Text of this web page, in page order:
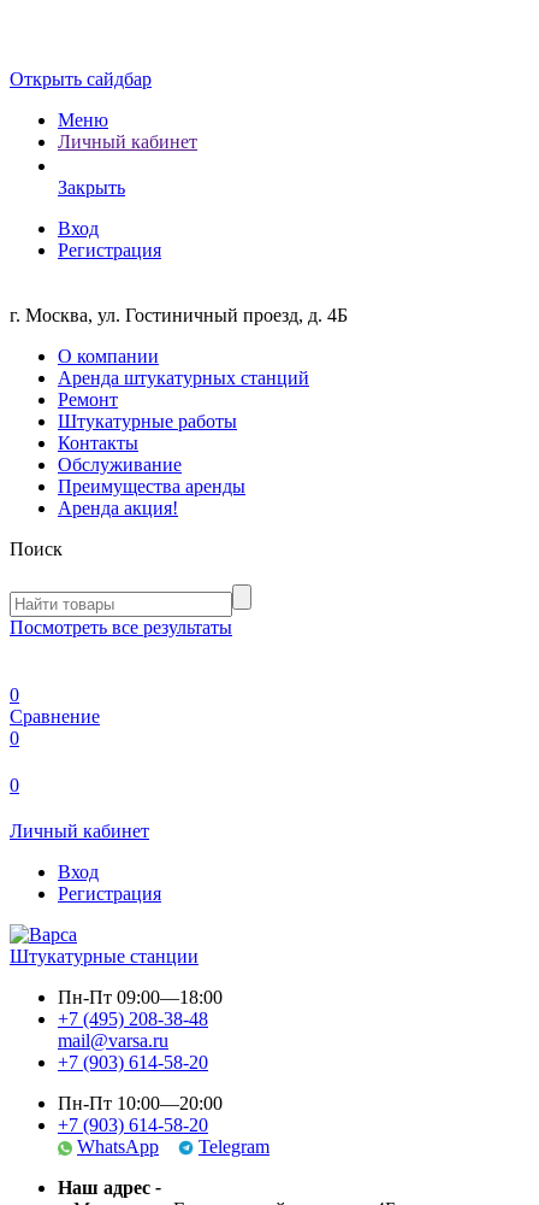
Открыть сайдбар
Меню
Личный кабинет
Закрыть
Вход
Регистрация
г. Москва, ул. Гостиничный проезд, д. 4Б
О компании
Аренда штукатурных станций
Ремонт
Штукатурные работы
Контакты
Обслуживание
Преимущества аренды
Аренда акция!
Поиск
Посмотреть все результаты
0
Сравнение
0
0
Личный кабинет
Вход
Регистрация
Штукатурные станции
Пн-Пт 09:00—18:00
+7 (495) 208-38-48
mail@varsa.ru
+7 (903) 614-58-20
Пн-Пт 10:00—20:00
+7 (903) 614-58-20
WhatsApp
Telegram
Наш адрес -